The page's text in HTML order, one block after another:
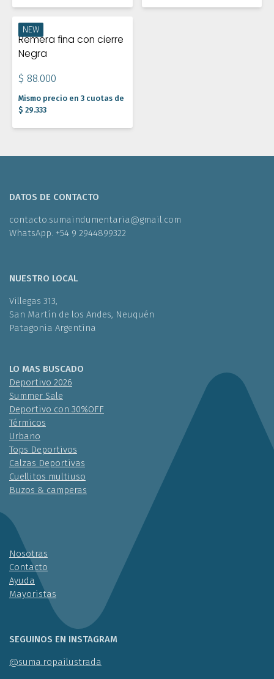
NEW
Remera fina con cierre
Negra
$ 88.000
Mismo precio en 3 cuotas de
$ 29.333
DATOS DE CONTACTO
contacto.sumaindumentaria@gmail.com
WhatsApp. +54 9 2944899322
NUESTRO LOCAL
Villegas 313,
San Martín de los Andes, Neuquén
Patagonia Argentina
LO MAS BUSCADO
Deportivo 2026
Summer Sale
Deportivo con 30%OFF
Térmicos
Urbano
Tops Deportivos
Calzas Deportivas
Cuellitos multiuso
Buzos & camperas
Nosotras
Contacto
Ayuda
Mayoristas
SEGUINOS EN INSTAGRAM
@suma.ropailustrada